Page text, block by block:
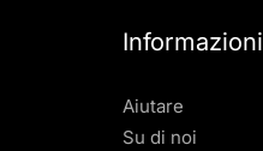
Informazioni
Aiutare
Su di noi